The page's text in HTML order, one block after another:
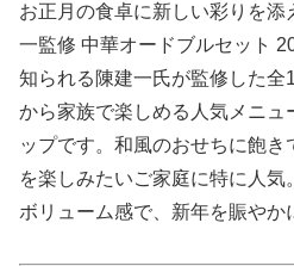
お正月の食卓に新しい彩りを添
一監修 中華オードブルセット
知られる陳建一氏が監修した全
から家族で楽しめる人気メニュ
ップです。和風のおせちに飽
を楽しみたいご家庭に特に人気
ボリューム感で、新年を賑やか